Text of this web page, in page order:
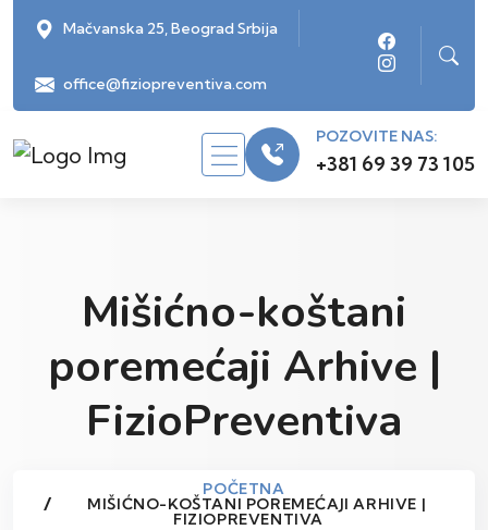
Mačvanska 25, Beograd Srbija
office@fiziopreventiva.com
POZOVITE NAS:
+381 69 39 73 105
Mišićno-koštani
poremećaji Arhive |
FizioPreventiva
POČETNA
MIŠIĆNO-KOŠTANI POREMEĆAJI ARHIVE |
FIZIOPREVENTIVA